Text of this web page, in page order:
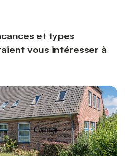
et types
vous intéresser à